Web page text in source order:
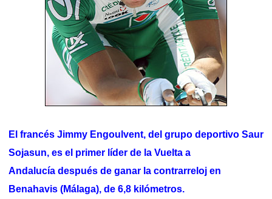
El francés Jimmy Engoulvent, del grupo deportivo Saur
Sojasun, es el primer líder de la Vuelta a
Andalucía después de ganar la contrarreloj en
Benahavis (Málaga), de 6,8 kilómetros.